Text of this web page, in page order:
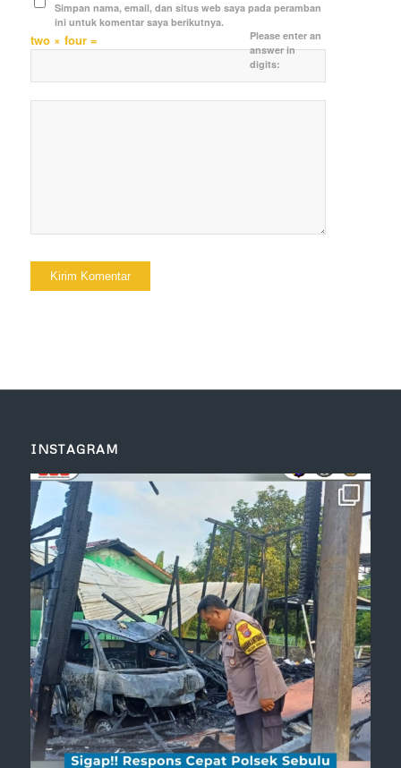
Simpan nama, email, dan situs web saya pada peramban
ini untuk komentar saya berikutnya.
Please enter an
answer in
digits:
two × four =
INSTAGRAM